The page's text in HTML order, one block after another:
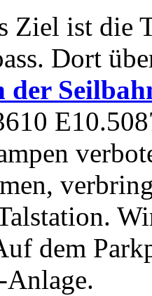
Ziel ist die
Dort
der
dem
Anlage.